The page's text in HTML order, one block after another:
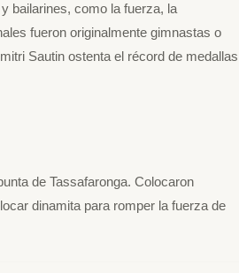
bailarines, como la fuerza, la
fueron originalmente gimnastas o
Sautin ostenta el récord de medallas
de Tassafaronga. Colocaron
dinamita para romper la fuerza de